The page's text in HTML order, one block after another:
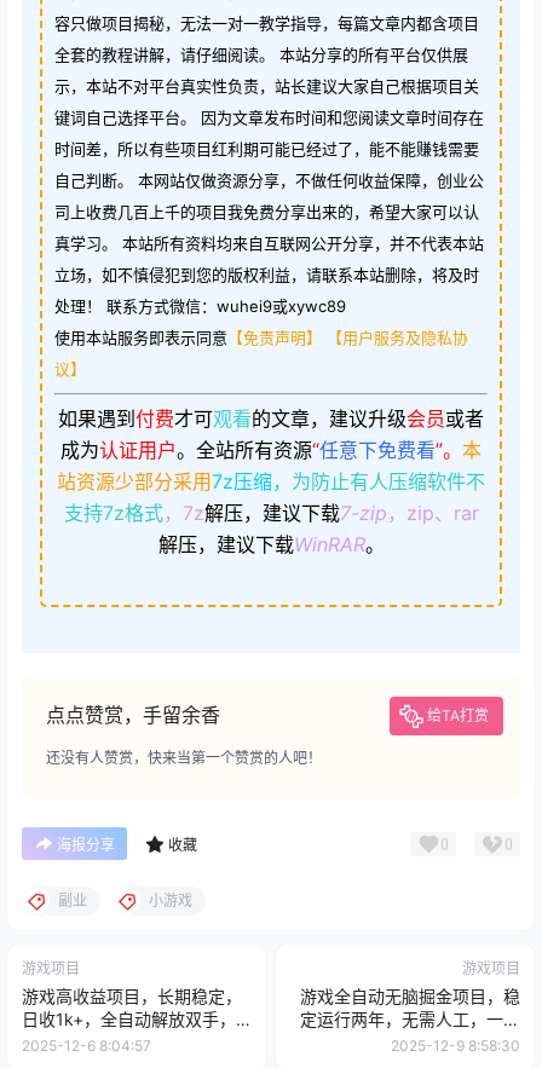
容只做项目揭秘，无法一对一教学指导，每篇文章内都含项目
全套的教程讲解，请仔细阅读。 本站分享的所有平台仅供展
示，本站不对平台真实性负责，站长建议大家自己根据项目关
键词自己选择平台。 因为文章发布时间和您阅读文章时间存在
时间差，所以有些项目红利期可能已经过了，能不能赚钱需要
自己判断。 本网站仅做资源分享，不做任何收益保障，创业公
司上收费几百上千的项目我免费分享出来的，希望大家可以认
真学习。 本站所有资料均来自互联网公开分享，并不代表本站
立场，如不慎侵犯到您的版权利益，请联系本站删除，将及时
处理！ 联系方式微信：wuhei9或xywc89
使用本站服务即表示同意 【免责声明】
【用户服务及隐私协
议】
如果遇到 付费才可观看的文章，建议升级会员或者
成为认证用户。 全站所有资源“任意下免费看”。 本
站资源少部分采用7z压缩， 为防止有人压缩软件不
支持7z格式，7z解压，建议下载7-zip ，zip、rar
解压，建议下载WinRAR。
点点赞赏，手留余香 给TA打赏
还没有人赞赏，快来当第一个赞赏的人吧！
海报分享 收藏 0 0
副业 小游戏
游戏项目
游戏高收益项目，长期稳定，
日收1k+，全自动解放双手，
无需复杂操作
2025-12-6 8:04:57
游戏项目
游戏全自动无脑掘金项目，稳
定运行两年，无需人工，一天
收益1k+
2025-12-9 8:58:30